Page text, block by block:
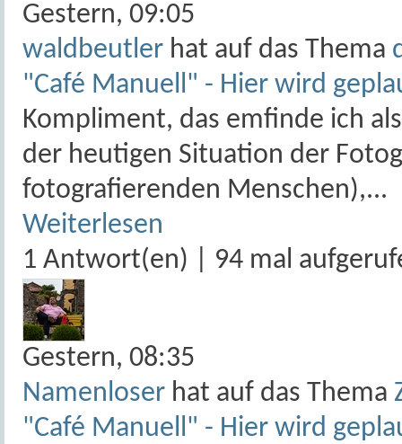
Gestern, 09:05
waldbeutler hat auf das Thema
"Café Manuell" - Hier wird
Kompliment, das emfinde ich
der heutigen Situation der
fotografierenden Menschen),...
Weiterlesen
1 Antwort(en) | 94 mal
Gestern, 08:35
Namenloser hat auf das Thema
"Café Manuell" - Hier wird